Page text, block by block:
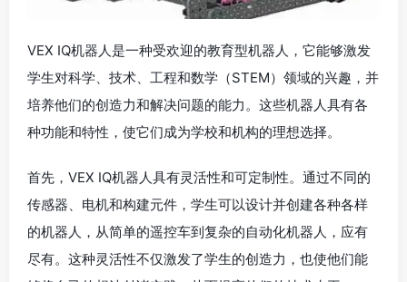
VEX IQ机器人是一种受欢迎的教育型机器人，它能够激发
学生对科学、技术、工程和数学（STEM）领域的兴趣，并
培养他们的创造力和解决问题的能力。这些机器人具有各
种功能和特性，使它们成为学校和机构的理想选择。
首先，VEX IQ机器人具有灵活性和可定制性。通过不同的
传感器、电机和构建元件，学生可以设计并创建各种各样
的机器人，从简单的遥控车到复杂的自动化机器人，应有
尽有。这种灵活性不仅激发了学生的创造力，也使他们能